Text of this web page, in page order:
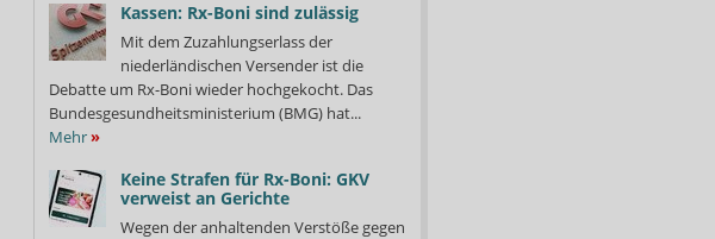
Kassen: Rx-Boni sind zulässig
Mit dem Zuzahlungserlass der
niederländischen Versender ist die
Debatte um Rx-Boni wieder hochgekocht. Das
Bundesgesundheitsministerium (BMG) hat...
Mehr»
Keine Strafen für Rx-Boni: GKV
verweist an Gerichte
Wegen der anhaltenden Verstöße gegen